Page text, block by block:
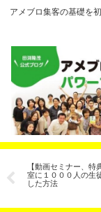
アメブロ集客の基礎を
【動画セミナー、特
室に１０００人の生
した方法